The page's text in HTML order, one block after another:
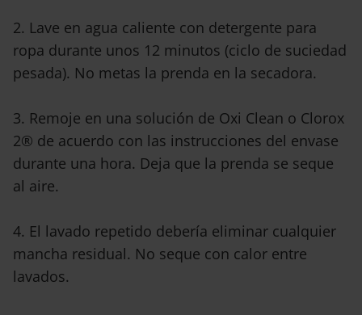
2. Lave en agua caliente con detergente para
ropa durante unos 12 minutos (ciclo de suciedad
pesada). No metas la prenda en la secadora.
3. Remoje en una solución de Oxi Clean o Clorox
2® de acuerdo con las instrucciones del envase
durante una hora. Deja que la prenda se seque
al aire.
4. El lavado repetido debería eliminar cualquier
mancha residual. No seque con calor entre
lavados.